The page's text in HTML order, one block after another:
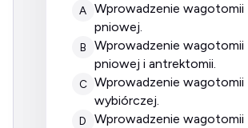
A
wprowadzenie wagotomii
pniowej.
B
wprowadzenie wagotomii
pniowej i antrektomii.
C wprowadzenie wagotomii
wybiórczej.
D
wprowadzenie wagotomii